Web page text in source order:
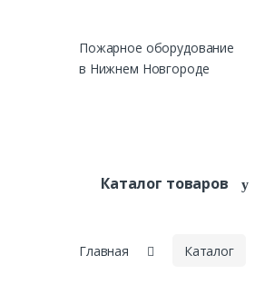
Пожарное оборудование
в Нижнем Новгороде
Каталог товаров
Главная Каталог